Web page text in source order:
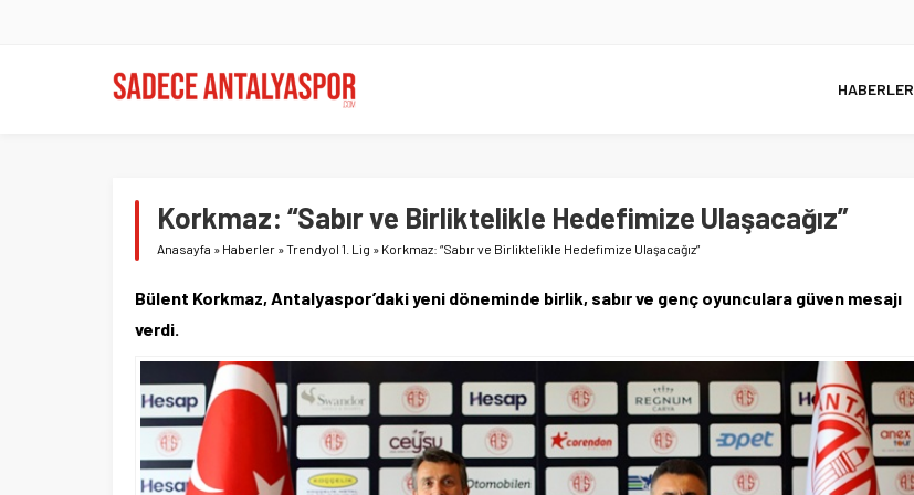
HABERLER
Korkmaz: “Sabır ve Birliktelikle Hedefimize Ulaşacağız”
Anasayfa » Haberler »Trendyol 1. Lig » Korkmaz: “Sabır ve Birliktelikle Hedefimize Ulaşacağız”
Bülent Korkmaz, Antalyaspor’daki yeni döneminde birlik, sabır ve genç oyunculara güven mesajı
verdi.